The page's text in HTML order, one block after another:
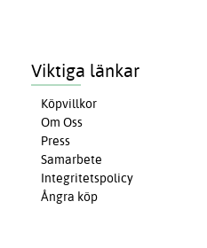
Viktiga länkar
Köpvillkor
Om Oss
Press
Samarbete
Integritetspolicy
Ångra köp